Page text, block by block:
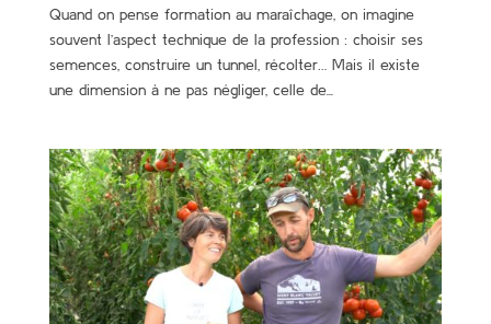
Quand on pense formation au maraîchage, on imagine
souvent l’aspect technique de la profession : choisir ses
semences, construire un tunnel, récolter… Mais il existe
une dimension à ne pas négliger, celle de...